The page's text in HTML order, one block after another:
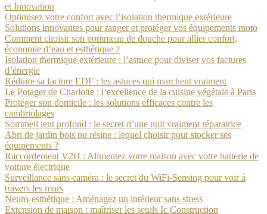
et Innovation
Optimisez votre confort avec l’isolation thermique extérieure
Solutions innovantes pour ranger et protéger vos équipements moto
Comment choisir son pommeau de douche pour allier confort,
économie d’eau et esthétique ?
Isolation thermique extérieure : l’astuce pour diviser vos factures
d’énergie
Réduire sa facture EDF : les astuces qui marchent vraiment
Le Potager de Charlotte : l’excellence de la cuisine végétale à Paris
Protéger son domicile : les solutions efficaces contre les
cambriolages
Sommeil lent profond : le secret d’une nuit vraiment réparatrice
Abri de jardin bois ou résine : lequel choisir pour stocker ses
équipements ?
Raccordement V2H : Alimentez votre maison avec votre batterie de
voiture électrique
Surveillance sans caméra : le secret du WiFi-Sensing pour voir à
travers les murs
Neuro-esthétique : Aménagez un intérieur sans stress
Extension de maison : maîtriser les seuils Ic Construction